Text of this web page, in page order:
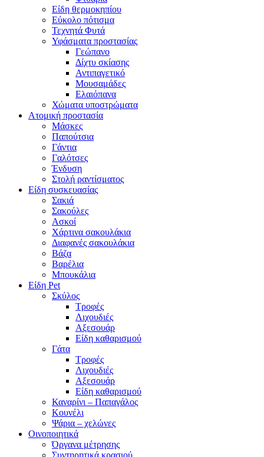
Είδη θερμοκηπίου
Εύκολο πότισμα
Τεχνητά Φυτά
Υφάσματα προστασίας
Γεώπανο
Δίχτυ σκίασης
Αντιπαγετικό
Μουσαμάδες
Ελαιόπανα
Χώματα υποστρώματα
Ατομική προστασία
Μάσκες
Παπούτσια
Γάντια
Γαλότσες
Ένδυση
Στολή ραντίσματος
Είδη συσκευασίας
Σακιά
Σακούλες
Ασκοί
Χάρτινα σακουλάκια
Διαφανές σακουλάκια
Βάζα
Βαρέλια
Μπουκάλια
Είδη Pet
Σκύλος
Τροφές
Λιχουδιές
Αξεσουάρ
Είδη καθαρισμού
Γάτα
Τροφές
Λιχουδιές
Αξεσουάρ
Είδη καθαρισμού
Καναρίνι – Παπαγάλος
Κουνέλι
Ψάρια – χελώνες
Οινοποιητικά
Όργανα μέτρησης